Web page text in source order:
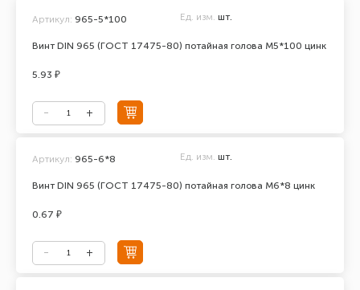
Винт DIN 965 (ГОСТ 17475-80) потайная голова М5*100 цинк
Артикул: 965-5*100 Ед. изм. шт.
5.93 ₽
Винт DIN 965 (ГОСТ 17475-80) потайная голова М6*8 цинк
Артикул: 965-6*8 Ед. изм. шт.
0.67 ₽